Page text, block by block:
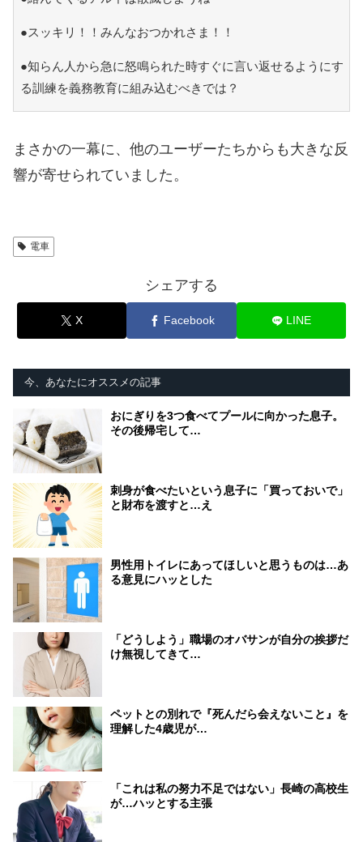
●スッキリ！！みんなおつかれさま！！
●知らん人から急に怒鳴られた時すぐに言い返せるようにす
る訓練を義務教育に組み込むべきでは？
まさかの一幕に、他のユーザーたちからも大きな反
響が寄せられていました。
電車
シェアする
X Facebook LINE
今、あなたにオススメの記事
おにぎりを3つ食べてプールに向かった息子。
その後帰宅して…
刺身が食べたいという息子に「買っておいで」
と財布を渡すと…え
男性用トイレにあってほしいと思うものは…あ
る意見にハッとした
「どうしよう」職場のオバサンが自分の挨拶だ
け無視してきて…
ペットとの別れで『死んだら会えないこと』を
理解した4歳児が…
「これは私の努力不足ではない」長崎の高校生
が…ハッとする主張